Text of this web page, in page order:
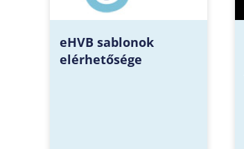
eHVB sablonok
elérhetősége